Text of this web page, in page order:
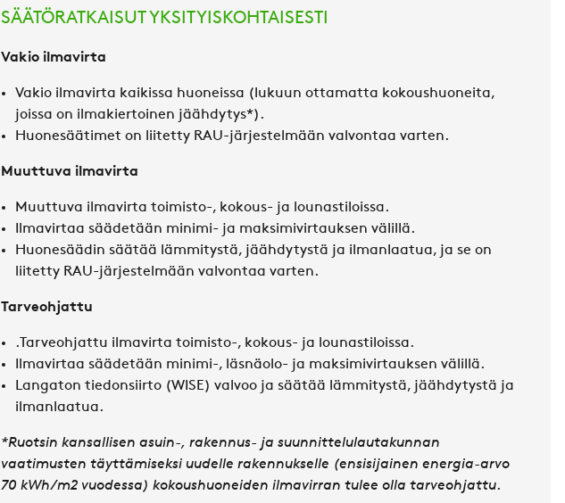
SÄÄTÖRATKAISUT YKSITYISKOHTAISESTI
Vakio ilmavirta
Vakio ilmavirta kaikissa huoneissa (lukuun ottamatta kokoushuoneita,
joissa on ilmakiertoinen jäähdytys*).
Huonesäätimet on liitetty RAU-järjestelmään valvontaa varten.
Muuttuva ilmavirta
Muuttuva ilmavirta toimisto-, kokous- ja lounastiloissa.
Ilmavirtaa säädetään minimi- ja maksimivirtauksen välillä.
Huonesäädin säätää lämmitystä, jäähdytystä ja ilmanlaatua, ja se on
liitetty RAU-järjestelmään valvontaa varten.
Tarveohjattu
. Tarveohjattu ilmavirta toimisto-, kokous- ja lounastiloissa.
Ilmavirtaa säädetään minimi-, läsnäolo- ja maksimivirtauksen välillä.
Langaton tiedonsiirto (WISE) valvoo ja säätää lämmitystä, jäähdytystä ja
ilmanlaatua.
*Ruotsin kansallisen asuin-, rakennus- ja suunnittelulautakunnan
vaatimusten täyttämiseksi uudelle rakennukselle (ensisijainen energia-arvo
70 kWh/m2 vuodessa) kokoushuoneiden ilmavirran tulee olla tarveohjattu.